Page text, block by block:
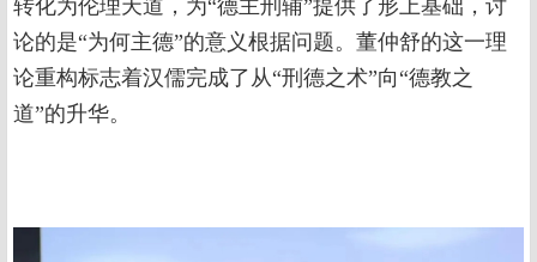
转化为伦理天道，为“德主刑辅”提供了形上基础，讨
论的是“为何主德”的意义根据问题。董仲舒的这一理
论重构标志着汉儒完成了从“刑德之术”向“德教之
道”的升华。